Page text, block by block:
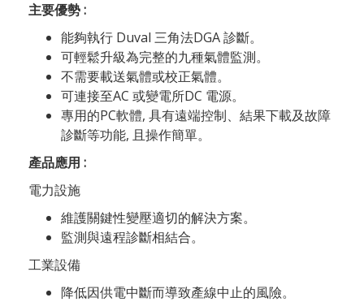
主要優勢 :
能夠執行 Duval 三角法DGA 診斷。
可輕鬆升級為完整的九種氣體監測。
不需要載送氣體或校正氣體。
可連接至AC 或變電所DC 電源。
專用的PC軟體, 具有遠端控制、結果下載及故障
診斷等功能, 且操作簡單。
產品應用 :
電力設施
維護關鍵性變壓適切的解決方案。
監測與遠程診斷相結合。
工業設備
降低因供電中斷而導致產線中止的風險。